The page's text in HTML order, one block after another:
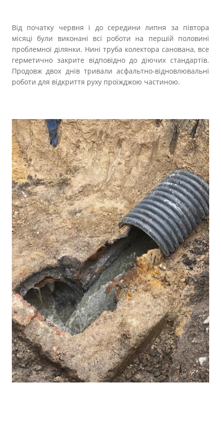
Від початку червня і до середини липня за півтора
місяці були виконані всі роботи на першій половині
проблемної ділянки. Нині труба колектора санована, все
герметично закрите відповідно до діючих стандартів.
Продовж двох днів тривали асфальтно-відновлювальні
роботи для відкриття руху проїжджою частиною.